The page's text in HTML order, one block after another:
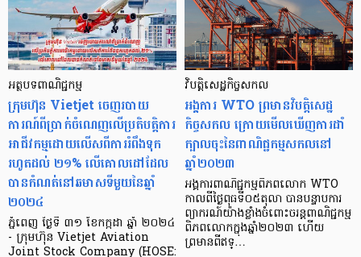
អត្ថបទពាណិជ្ជកម្ម
ក្រុមហ៊ុន Vietjet ចេញរបាយ
ការណ៍ពីប្រាក់ចំណេញលើប្រតិបត្តិការ
អាជីវកម្មដោយលើសពីការរំពឹងទុក
រហូតដល់ ២១% លើគោលដៅដែល
បានកំណត់នៅឆមាសទីមួយនៃឆ្នាំ
២០២៤
ភ្នំពេញ ថ្ងៃទី ៣១ ខែកក្កដា ឆ្នាំ ២០២៤
- ក្រុមហ៊ុន Vietjet Aviation
Joint Stock Company (HOSE:
វិបត្តិសេដ្ឋកិច្ចសកល
អង្គការ WTO ព្រមានវិបត្តិសេដ្ឋ
កិច្ចសកល ក្រោយមើលឃើញការដាំ
ក្បាលចុះនៃពាណិជ្ជកម្មសកលនៅ
ឆ្នាំ២០២៣
អង្គការពាណិជ្ជកម្មពិភពលោក WTO
កាលពីថ្ងៃពុធទី០៥តុលា បានបន្ទាបការ
ព្យាករណ៍យ៉ាងខ្លាំងចំពោះចរន្តពាណិជ្ជកម្ម
ពិភពលោកក្នុងឆ្នាំ២០២៣ ហើយ
ព្រមានពីឥទ្…